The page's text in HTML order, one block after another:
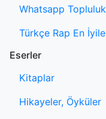
Whatsapp Topluluk
Türkçe Rap En
Eserler
Kitaplar
Hikayeler, Öyküler